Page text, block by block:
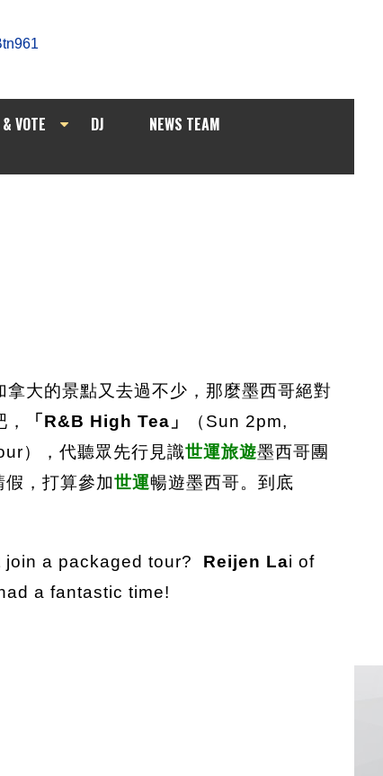
VOTE DJ
NEWS TEAM
大的景點又去過不少，那麼墨西哥絕對
「R&B High Tea」
（Sun 2pm,
），代聽眾先行見識世運旅遊墨西哥團
，打算參加世運暢遊墨西哥。到底
a packaged tour? Reijen Lai of
a fantastic time!